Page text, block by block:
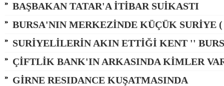
BAŞBAKAN TATAR'A İTİBAR SUİKASTI
BURSA'NIN MERKEZİNDE KÜÇÜK SURİYE (
SURİYELİLERİN AKIN ETTİĞİ KENT ''
ÇİFTLİK BANK'IN ARKASINDA KİMLER
GİRNE RESIDANCE KUŞATMASINDA